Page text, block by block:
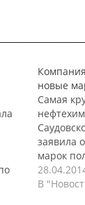
новые
Самая
заявила
марок
которые
В